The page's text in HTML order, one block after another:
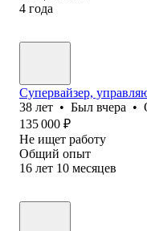
4 года
Супервайзер,
38 лет • Был вчера •
135 000 ₽
Не ищет работу
Общий опыт
16 лет 10 месяцев